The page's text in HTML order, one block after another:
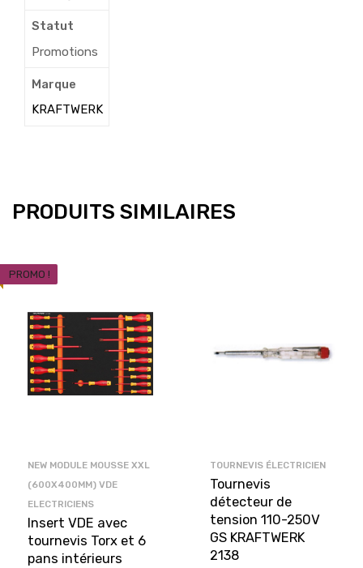
Statut
Promotions
Marque
KRAFTWERK
PRODUITS SIMILAIRES
PROMO !
NEW MODULE MOUSSE XXL
(600X400MM) VDE
ELECTRICIENS
Insert VDE avec
tournevis Torx et 6
pans intérieurs
TOURNEVIS ÉLECTRICIEN
Tournevis
détecteur de
tension 110-250V
GS KRAFTWERK
2138